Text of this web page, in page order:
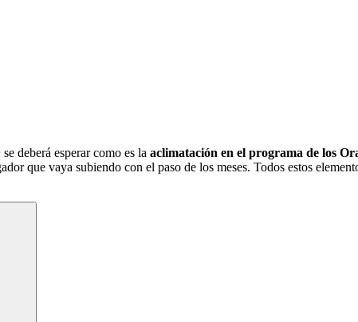
se deberá esperar como es la aclimatación en el programa de los
que vaya subiendo con el paso de los meses. Todos estos